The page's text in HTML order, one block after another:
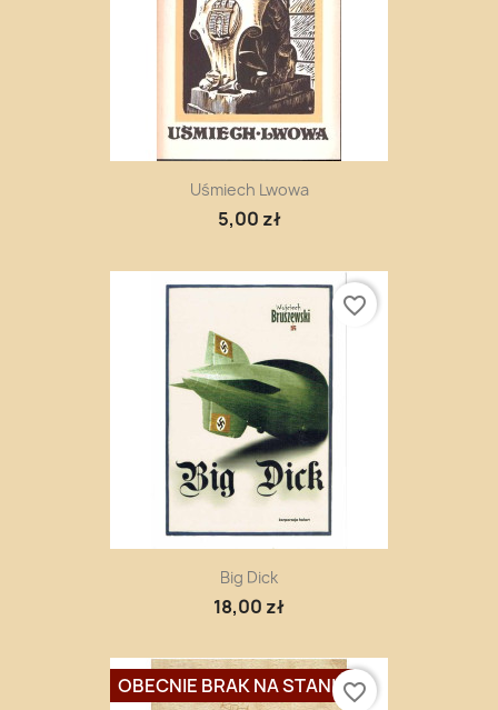
Uśmiech Lwowa
5,00 zł
Big Dick
18,00 zł
favorite_border
OBECNIE BRAK NA STANIEfavorite_border